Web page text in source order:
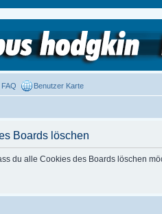
FAQ Benutzer Karte
Boards löschen
du alle Cookies des Boards löschen